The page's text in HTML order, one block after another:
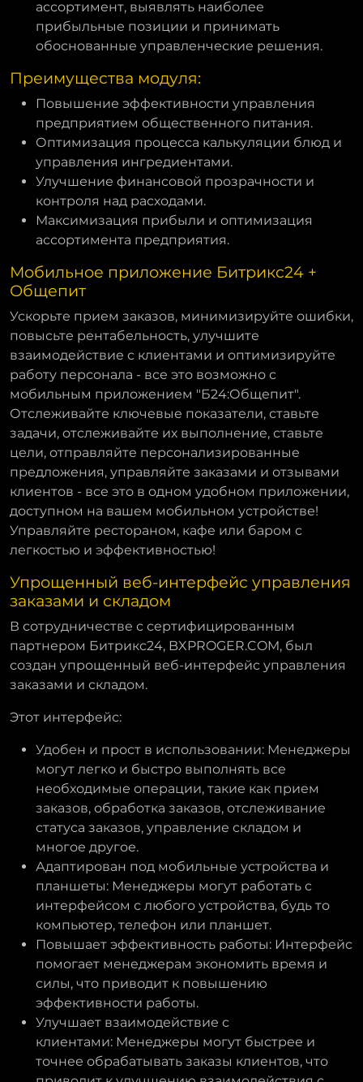
ассортимент, выявлять наиболее
прибыльные позиции и принимать
обоснованные управленческие решения.
Преимущества модуля:
Повышение эффективности управления
предприятием общественного питания.
Оптимизация процесса калькуляции блюд и
управления ингредиентами.
Улучшение финансовой прозрачности и
контроля над расходами.
Максимизация прибыли и оптимизация
ассортимента предприятия.
Мобильное приложение Битрикс24 +
Общепит
Ускорьте прием заказов, минимизируйте ошибки,
повысьте рентабельность, улучшите
взаимодействие с клиентами и оптимизируйте
работу персонала - все это возможно с
мобильным приложением "Б24:Общепит".
Отслеживайте ключевые показатели, ставьте
задачи, отслеживайте их выполнение, ставьте
цели, отправляйте персонализированные
предложения, управляйте заказами и отзывами
клиентов - все это в одном удобном приложении,
доступном на вашем мобильном устройстве!
Управляйте рестораном, кафе или баром с
легкостью и эффективностью!
Упрощенный веб-интерфейс управления
заказами и складом
В сотрудничестве с сертифицированным
партнером Битрикс24, BXPROGER.COM, был
создан упрощенный веб-интерфейс управления
заказами и складом.
Этот интерфейс:
Удобен и прост в использовании: Менеджеры
могут легко и быстро выполнять все
необходимые операции, такие как прием
заказов, обработка заказов, отслеживание
статуса заказов, управление складом и
многое другое.
Адаптирован под мобильные устройства и
планшеты: Менеджеры могут работать с
интерфейсом с любого устройства, будь то
компьютер, телефон или планшет.
Повышает эффективность работы: Интерфейс
помогает менеджерам экономить время и
силы, что приводит к повышению
эффективности работы.
Улучшает взаимодействие с
клиентами: Менеджеры могут быстрее и
точнее обрабатывать заказы клиентов, что